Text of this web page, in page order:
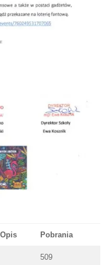
Opis Pobrania
509